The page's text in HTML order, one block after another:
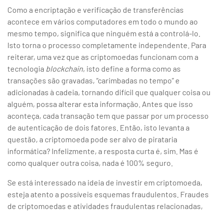
Como a encriptação e verificação de transferências
acontece em vários computadores em todo o mundo ao
mesmo tempo, significa que ninguém está a controlá-lo.
Isto torna o processo completamente independente. Para
reiterar, uma vez que as criptomoedas funcionam com a
tecnologia blockchain, isto define a forma como as
transações são gravadas, “carimbadas no tempo” e
adicionadas à cadeia, tornando difícil que qualquer coisa ou
alguém, possa alterar esta informação. Antes que isso
aconteça, cada transação tem que passar por um processo
de autenticação de dois fatores. Então, isto levanta a
questão, a criptomoeda pode ser alvo de pirataria
informática? Infelizmente, a resposta curta é, sim. Mas é
como qualquer outra coisa, nada é 100% seguro.
Se está interessado na ideia de investir em criptomoeda,
esteja atento a possíveis esquemas fraudulentos. Fraudes
de criptomoedas e atividades fraudulentas relacionadas,